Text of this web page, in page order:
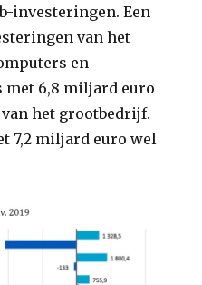
investeringen. Een
van het
en
met 6,8 miljard euro
het grootbedrijf.
7,2 miljard euro wel